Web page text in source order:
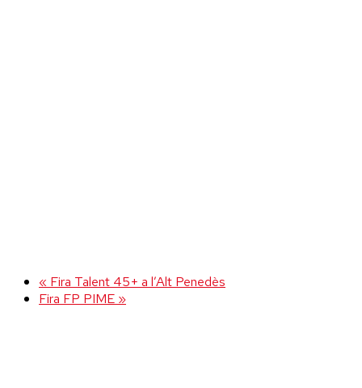
« Fira Talent 45+ a l’Alt Penedès
Fira FP PIME »